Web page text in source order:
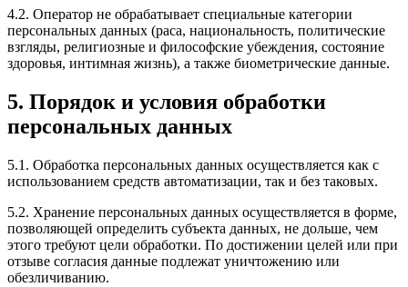
4.2. Оператор не обрабатывает специальные категории
персональных данных (раса, национальность, политические
взгляды, религиозные и философские убеждения, состояние
здоровья, интимная жизнь), а также биометрические данные.
5. Порядок и условия обработки
персональных данных
5.1. Обработка персональных данных осуществляется как с
использованием средств автоматизации, так и без таковых.
5.2. Хранение персональных данных осуществляется в форме,
позволяющей определить субъекта данных, не дольше, чем
этого требуют цели обработки. По достижении целей или при
отзыве согласия данные подлежат уничтожению или
обезличиванию.